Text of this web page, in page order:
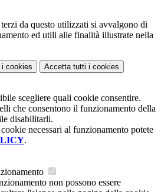
da questo utilizzati si avvalgono di
ed utili alle finalità illustrate nella
i cookies Accetta tutti i cookies
scegliere quali cookie consentire.
che consentono il funzionamento della
disabilitarli.
necessari al funzionamento potete
.
non possono essere